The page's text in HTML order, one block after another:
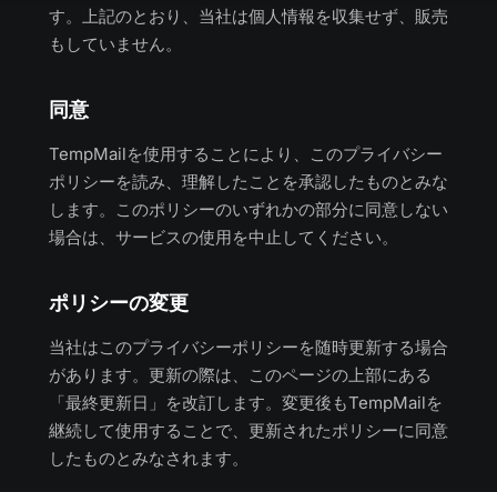
す。上記のとおり、当社は個人情報を収集せず、販売
もしていません。
同意
TempMailを使用することにより、このプライバシー
ポリシーを読み、理解したことを承認したものとみな
します。このポリシーのいずれかの部分に同意しない
場合は、サービスの使用を中止してください。
ポリシーの変更
当社はこのプライバシーポリシーを随時更新する場合
があります。更新の際は、このページの上部にある
「最終更新日」を改訂します。変更後もTempMailを
継続して使用することで、更新されたポリシーに同意
したものとみなされます。